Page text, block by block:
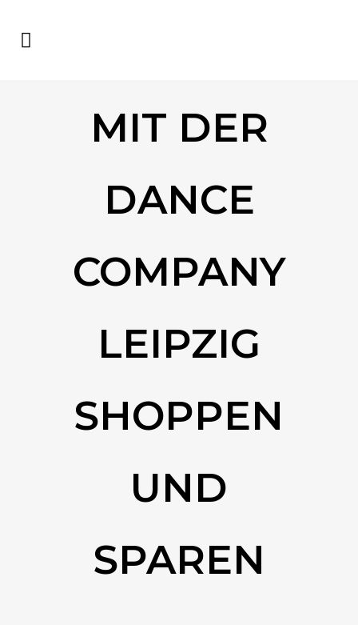
MIT DER
DANCE
COMPANY
LEIPZIG
SHOPPEN
UND
SPAREN